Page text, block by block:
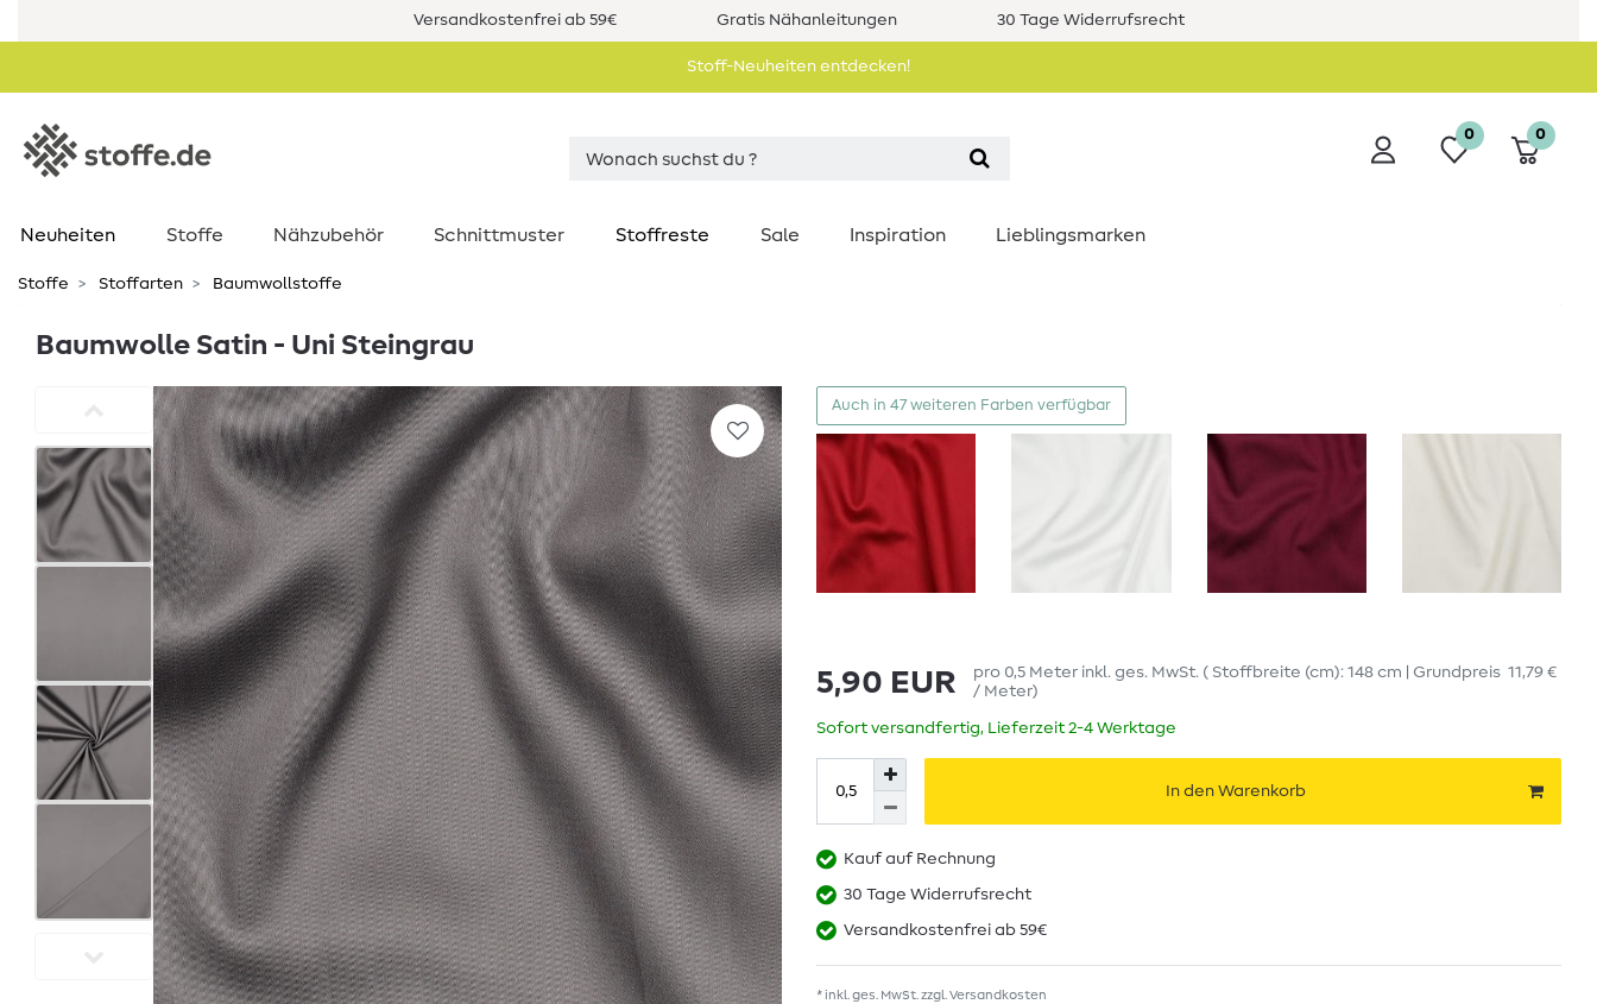
Versandkostenfrei ab 59€ Gratis Nähanleitungen 30 Tage Widerrufsrecht
Stoff-Neuheiten entdecken!
0 0
Neuheiten Stoffe Nähzubehör Schnittmuster Stoffreste Sale Inspiration Lieblingsmarken
Stoffe Stoffarten Baumwollstoffe
Baumwolle Satin - Uni Steingrau
Auch in 47 weiteren Farben verfügbar
5,90 EUR pro 0,5 Meter inkl. ges. MwSt. ( Stoffbreite (cm): 148 cm | Grundpreis 11,79 €
/ Meter)
Sofort versandfertig, Lieferzeit 2-4 Werktage
In den Warenkorb
Kauf auf Rechnung
30 Tage Widerrufsrecht
Versandkostenfrei ab 59€
* inkl. ges. MwSt. zzgl.Versandkosten